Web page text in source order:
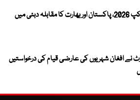
ویمنز ایشیا کپ 2026، پاکستان اور بھارت کا مقابلہ دبئی میں
نے افغان شہریوں کی عارضی قیام کی درخواستیں